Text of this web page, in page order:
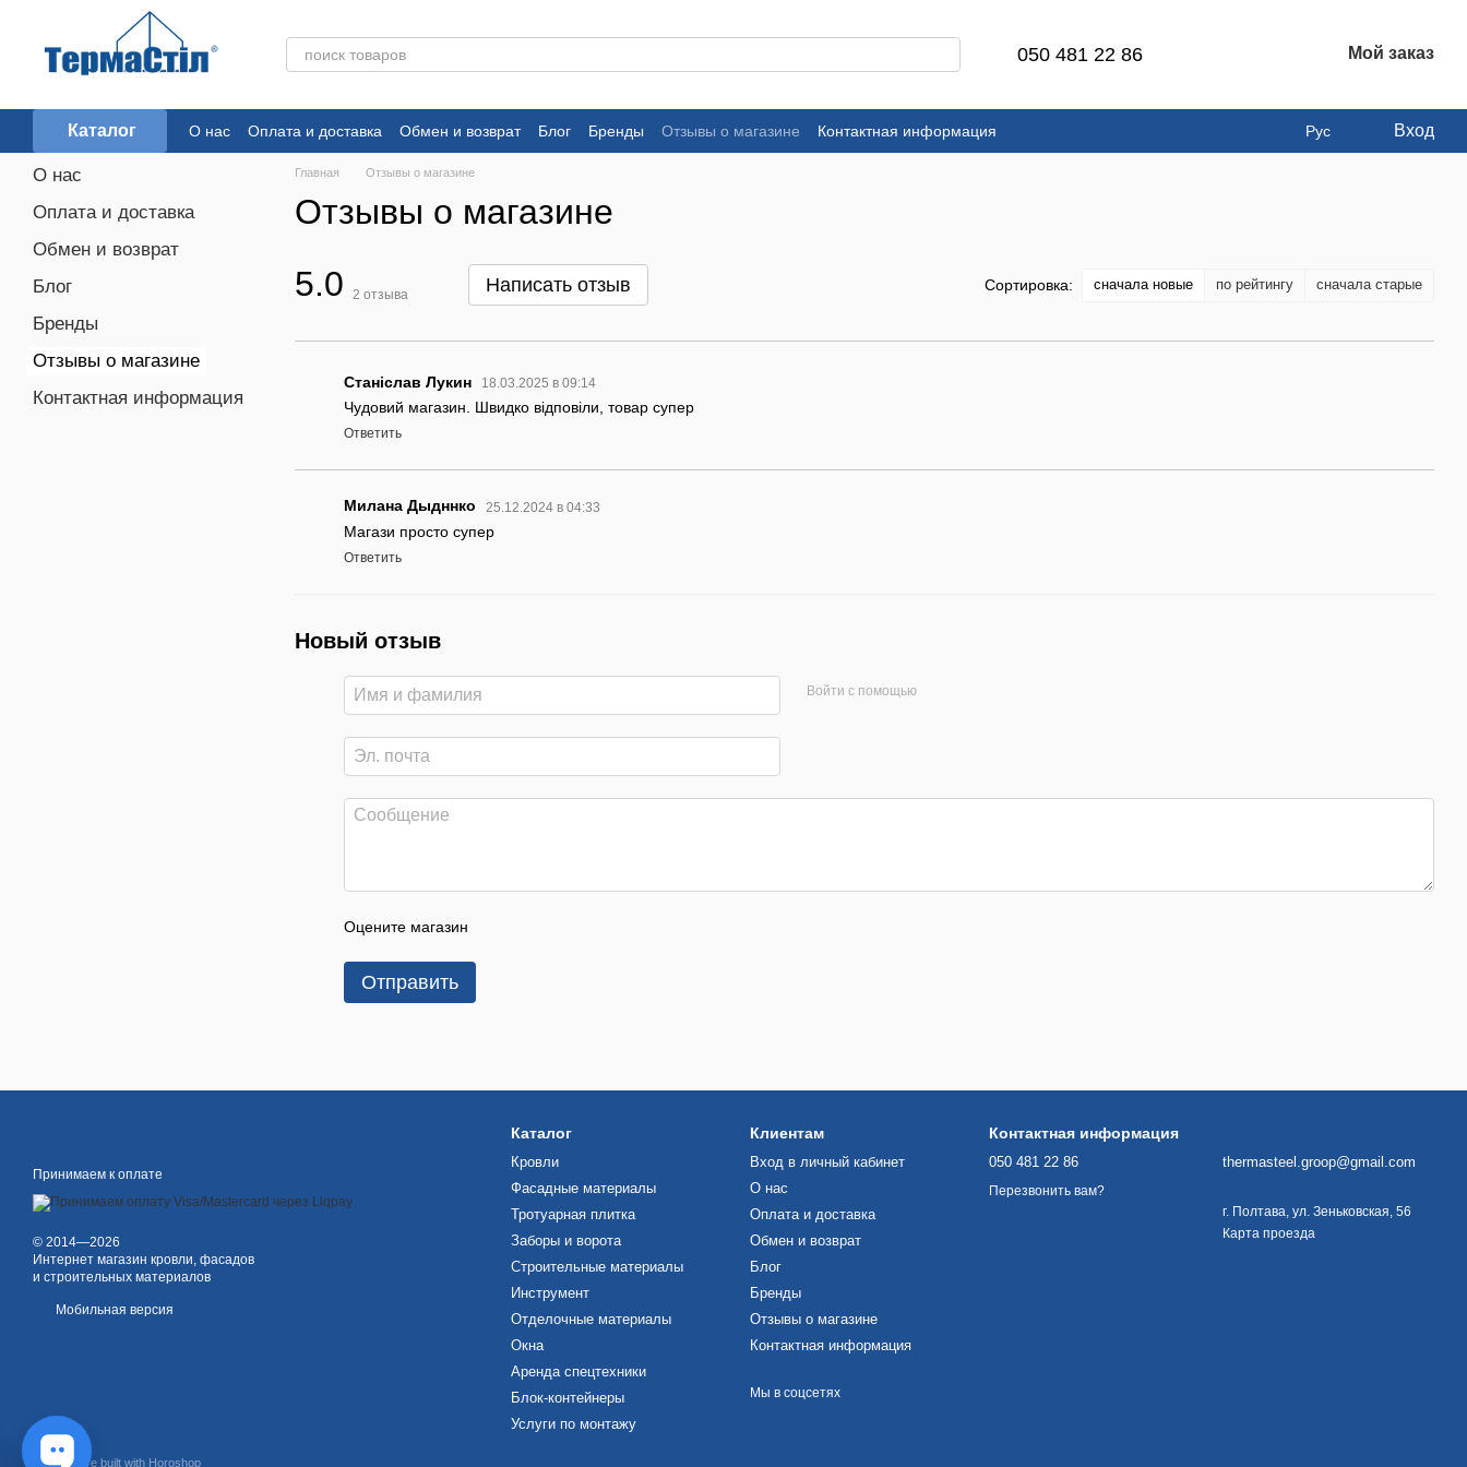
Перейти к основному контенту
050 481 22 86 Мой заказ
Каталог О нас Оплата и доставка Обмен и возврат Блог Бренды Отзывы о магазине Контактная информация Рус Вход
Главная Отзывы о магазине
Отзывы о магазине
5.0
2 отзыва Написать отзыв Сортировка: сначала новые по рейтингу сначала старые
Станіслав Лукин 18.03.2025 в 09:14
Чудовий магазин. Швидко відповіли, товар супер
Ответить
Милана Дыдннко 25.12.2024 в 04:33
Магази просто супер
Ответить
Новый отзыв
Войти с помощью
Оцените магазин
Отправить
О нас
Оплата и доставка
Обмен и возврат
Блог
Бренды
Отзывы о магазине
Контактная информация
Принимаем к оплате
© 2014—2026
Интернет магазин кровли, фасадов
и строительных материалов
Мобильная версия
Online store built with Horoshop
Каталог
Кровли
Фасадные материалы
Тротуарная плитка
Заборы и ворота
Строительные материалы
Инструмент
Отделочные материалы
Окна
Аренда спецтехники
Блок-контейнеры
Услуги по монтажу
Клиентам
Вход в личный кабинет
О нас
Оплата и доставка
Обмен и возврат
Блог
Бренды
Отзывы о магазине
Контактная информация
Мы в соцсетях
Контактная информация
050 481 22 86
Перезвонить вам?
thermasteel.groop@gmail.com
г. Полтава, ул. Зеньковская, 56
Карта проезда